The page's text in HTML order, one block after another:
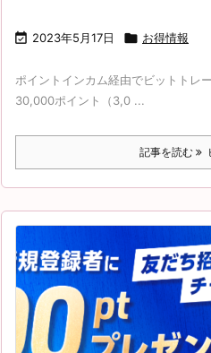
 2023年5月17日  お得情報
ポイントインカム経由でビットトレ
30,000ポイント（3,0 ...
記事を読む